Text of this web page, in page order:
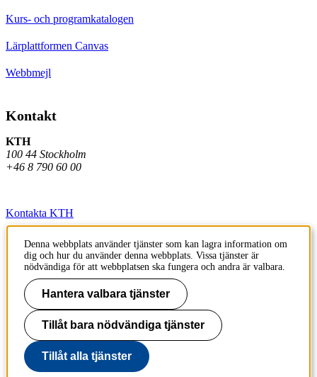
Kurs- och programkatalogen
Lärplattformen Canvas
Webbmejl
Kontakt
KTH
100 44 Stockholm
+46 8 790 60 00
Kontakta KTH
Jobba på KTH
Press och media
Faktura och betalning KTH
Om KTH:s webbplatser
Tillgänglighetsredogörelse
Denna webbplats använder tjänster som kan lagra information om
dig och hur du använder denna webbplats. Vissa tjänster är
nödvändiga för att webbplatsen ska fungera och andra är valbara.
Hantera valbara tjänster
Tillåt bara nödvändiga tjänster
Tillåt alla tjänster